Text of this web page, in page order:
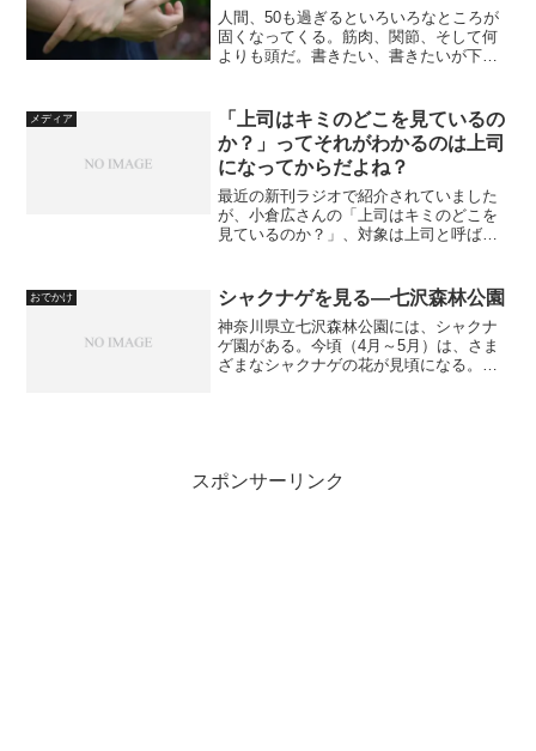
人間、50も過ぎるといろいろなところが
固くなってくる。筋肉、関節、そして何
よりも頭だ。書きたい、書きたいが下ネ
がみるみるシャープになる! 脳の強化書
posted wit...
メディア
「上司はキミのどこを見ているの
か？」ってそれがわかるのは上司
になってからだよね？
最近の新刊ラジオで紹介されていました
が、小倉広さんの「上司はキミのどこを
見ているのか？」、対象は上司と呼ばれ
たよ。」という内容ですね。この間も、
まさにそういうことに出くわ...
おでかけ シャクナゲを見る―七沢森林公園
神奈川県立七沢森林公園には、シャクナ
ゲ園がある。今頃（4月～5月）は、さま
ざまなシャクナゲの花が見頃になる。訪
スポンサーリンク